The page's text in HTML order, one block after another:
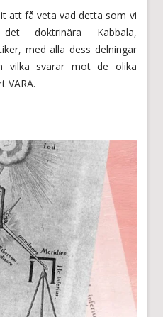
att få veta vad detta som vi
doktrinära Kabbala,
med alla dess delningar
vilka svarar mot de olika
VARA.